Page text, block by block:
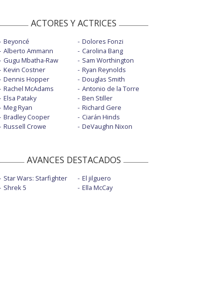
ACTORES Y ACTRICES
Beyoncé
Alberto Ammann
Gugu Mbatha-Raw
Kevin Costner
Dennis Hopper
Rachel McAdams
Elsa Pataky
Meg Ryan
Bradley Cooper
Russell Crowe
Dolores Fonzi
Carolina Bang
Sam Worthington
Ryan Reynolds
Douglas Smith
Antonio de la Torre
Ben Stiller
Richard Gere
Ciarán Hinds
DeVaughn Nixon
AVANCES DESTACADOS
Star Wars: Starfighter
Shrek 5
El jilguero
Ella McCay